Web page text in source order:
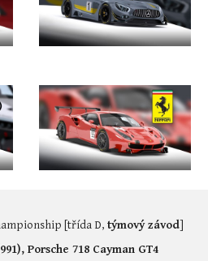
[třída D, týmový závod]
Porsche 718 Cayman GT4